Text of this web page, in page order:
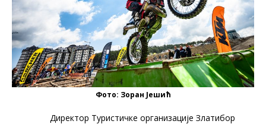
Фото: Зоран Јешић
Директор Туристичке организације Златибор